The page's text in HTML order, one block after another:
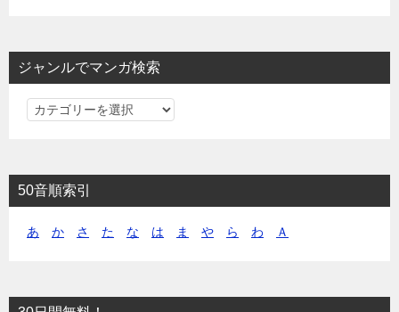
ジャンルでマンガ検索
ジ
ル
で
ン
索
50音順索引
あ か さ た な は ま や ら わ Ａ